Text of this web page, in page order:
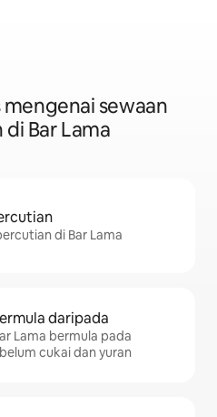
sewaan
Bar Lama
di Bar Lama
daripada
Lama bermula pada
cukai dan yuran